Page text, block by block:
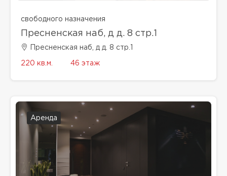
свободного назначения
Пресненская наб, д д. 8 стр.1
Пресненская наб, д д. 8 стр.1
220 кв.м. 46 этаж
Аренда